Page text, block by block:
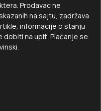
Prodavac ne
na sajtu, zadržava
informacije o stanju
dobiti na upit. Plaćanje se